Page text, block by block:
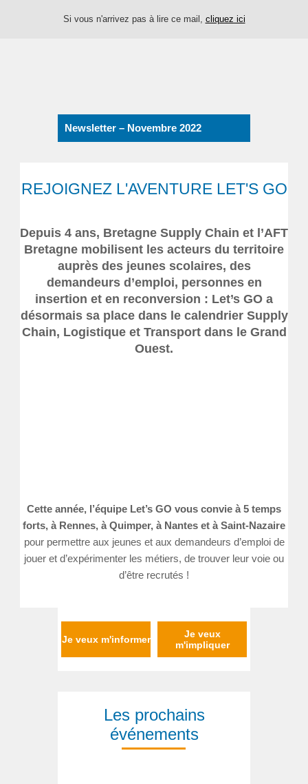
Si vous n'arrivez pas à lire ce mail, cliquez ici
Newsletter – Novembre 2022
REJOIGNEZ L'AVENTURE LET'S GO
Depuis 4 ans, Bretagne Supply Chain et l’AFT
Bretagne mobilisent les acteurs du territoire
auprès des jeunes scolaires, des
demandeurs d’emploi, personnes en
insertion et en reconversion : Let’s GO a
désormais sa place dans le calendrier Supply
Chain, Logistique et Transport dans le Grand
Ouest.
Cette année, l’équipe Let’s GO vous convie à 5 temps
forts, à Rennes, à Quimper, à Nantes et à Saint-Nazaire
pour permettre aux jeunes et aux demandeurs d’emploi de
jouer et d’expérimenter les métiers, de trouver leur voie ou
d’être recrutés !
Je veux m'informer
Je veux
m'impliquer
Les prochains
événements